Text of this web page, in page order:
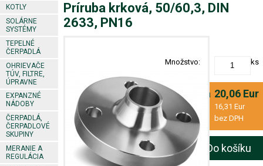
KOTLY
SOLÁRNE
SYSTÉMY
TEPELNÉ
ČERPADLÁ
OHRIEVAČE
TÚV, FILTRE,
ÚPRAVNE
EXPANZNÉ
NÁDOBY
ČERPADLÁ,
ČERPADLOVÉ
SKUPINY
MERANIE A
REGULÁCIA
Príruba krková, 50/60,3, DIN
2633, PN16
Množstvo: ks
Konečná
cena:
20,06 Eur
16,31 Eur
bez DPH
Do košíku